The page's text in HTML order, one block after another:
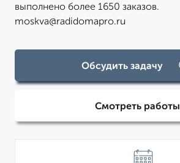
выполнено более 1650 заказов.
moskva@radidomapro.ru
Обсудить задачу
Смотреть работы